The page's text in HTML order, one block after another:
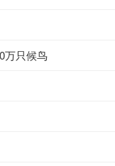
万只候鸟